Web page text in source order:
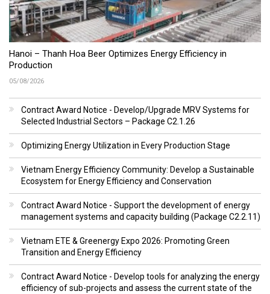
Hanoi – Thanh Hoa Beer Optimizes Energy Efficiency in
Production
05/08/2026
Contract Award Notice - Develop/Upgrade MRV Systems for
Selected Industrial Sectors – Package C2.1.26
Optimizing Energy Utilization in Every Production Stage
Vietnam Energy Efficiency Community: Develop a Sustainable
Ecosystem for Energy Efficiency and Conservation
Contract Award Notice - Support the development of energy
management systems and capacity building (Package C2.2.11)
Vietnam ETE & Greenergy Expo 2026: Promoting Green
Transition and Energy Efficiency
Contract Award Notice - Develop tools for analyzing the energy
efficiency of sub-projects and assess the current state of the